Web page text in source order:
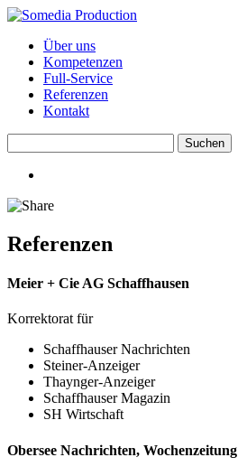
Über uns
Kompetenzen
Full-Service
Referenzen
Kontakt
Referenzen
Meier + Cie AG Schaffhausen
Korrektorat für
Schaffhauser Nachrichten
Steiner-Anzeiger
Thaynger-Anzeiger
Schaffhauser Magazin
SH Wirtschaft
Obersee Nachrichten, Wochenzeitung